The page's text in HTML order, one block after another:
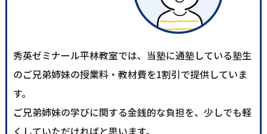
秀英ゼミナール平林教室では、当塾に通塾している塾生
のご兄弟姉妹の授業料・教材費を1割引で提供していま
す。
ご兄弟姉妹の学びに関する金銭的な負担を、少しでも軽
くしていただければと思います。